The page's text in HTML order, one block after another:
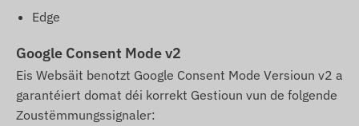
Edge
Google Consent Mode v2
Eis Websäit benotzt Google Consent Mode Versioun v2 a
garantéiert domat déi korrekt Gestioun vun de folgende
Zoustëmmungssignaler: